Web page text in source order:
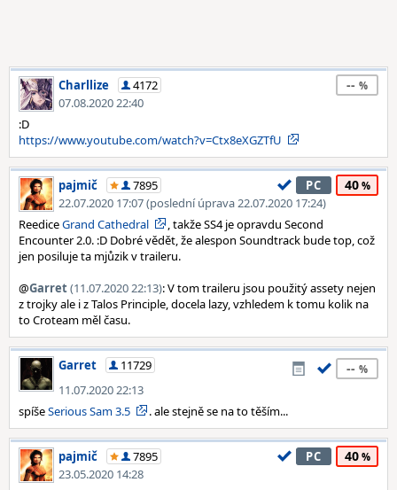
Charllize
4172
07.08.2020 22:40
--
:D
https://www.youtube.com/watch?v=Ctx8eXGZTfU
pajmič
7895
22.07.2020 17:07 (poslední úprava 22.07.2020 17:24)
PC 40
ReediceGrand Cathedral
, takže SS4 je opravdu Second
Encounter 2.0. :D Dobré vědět, že alespon Soundtrack bude top, což
jen posiluje ta mjůzik v traileru.
@Garret(11.07.2020 22:13): V tom traileru jsou použitý assety nejen
z trojky ale i z Talos Principle, docela lazy, vzhledem k tomu kolik na
to Croteam měl času.
Garret
11729
11.07.2020 22:13
--
spíšeSerious Sam 3.5 . ale stejně se na to těším...
pajmič
7895
23.05.2020 14:28
PC 40